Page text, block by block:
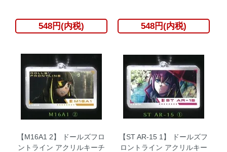
548円(内税) 548円(内税)
【M16A1 2】 ドールズフロ
ントライン アクリルキーチ
【ST AR-15 1】 ドールズフ
ロントライン アクリルキー